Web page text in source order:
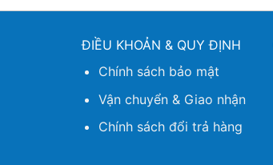
ĐIỀU KHOẢN & QUY ĐỊNH
Chính sách bảo mật
Vận chuyển & Giao nhận
Chính sách đổi trả hàng